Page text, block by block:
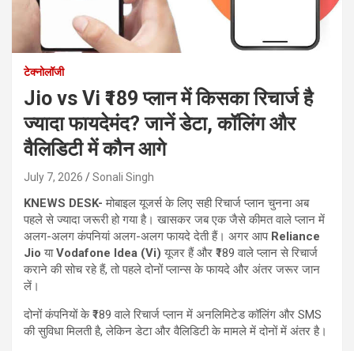
टेक्नोलॉजी
Jio vs Vi ₹189 प्लान में किसका रिचार्ज है
ज्यादा फायदेमंद? जानें डेटा, कॉलिंग और
वैलिडिटी में कौन आगे
July 7, 2026 Sonali Singh
KNEWS DESK- मोबाइल यूजर्स के लिए सही रिचार्ज प्लान चुनना अब
पहले से ज्यादा जरूरी हो गया है। खासकर जब एक जैसे कीमत वाले प्लान में
अलग-अलग कंपनियां अलग-अलग फायदे देती हैं। अगर आप Reliance
Jio याVodafone Idea (Vi) यूजर हैं और ₹189 वाले प्लान से रिचार्ज
कराने की सोच रहे हैं, तो पहले दोनों प्लान्स के फायदे और अंतर जरूर जान
लें।
दोनों कंपनियों के ₹189 वाले रिचार्ज प्लान में अनलिमिटेड कॉलिंग और SMS
की सुविधा मिलती है, लेकिन डेटा और वैलिडिटी के मामले में दोनों में अंतर है।